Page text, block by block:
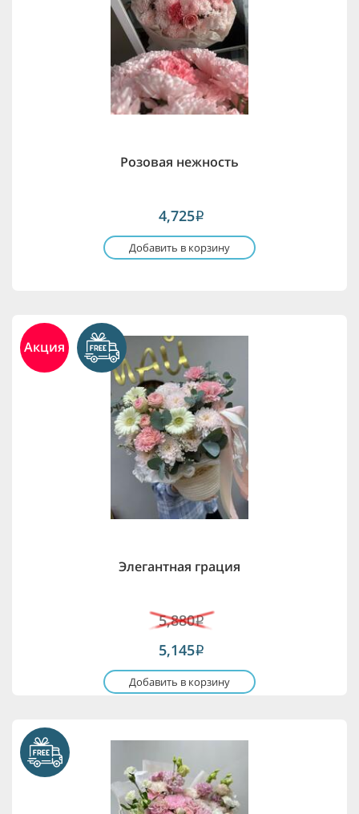
Розовая нежность
4,725i
Добавить в корзину
Акция
Элегантная грация
5,880i
5,145i
Добавить в корзину